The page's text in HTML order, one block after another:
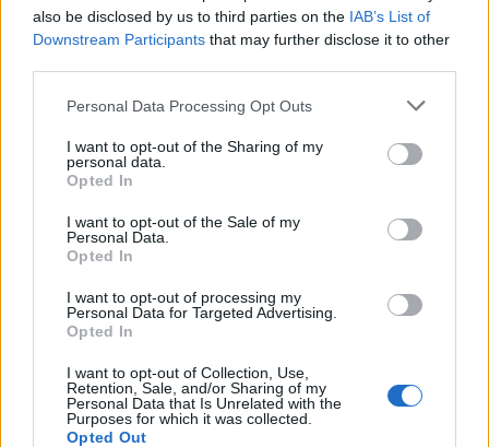
also be disclosed by us to third parties on the IAB’s List of
Downstream Participants that may further disclose it to other
Personal Data Processing Opt Outs
I want to opt-out of the Sharing of my
personal data.
Opted In
I want to opt-out of the Sale of my
Personal Data.
Opted In
I want to opt-out of processing my
Personal Data for Targeted Advertising.
Opted In
I want to opt-out of Collection, Use,
Retention, Sale, and/or Sharing of my
Personal Data that Is Unrelated with the
Purposes for which it was collected.
Opted Out
Partidul Patrioților (Surugiu)
FAR (Coarnă)
România pe Primul Loc (Ponta)
Altul
Arhiva sondajelor